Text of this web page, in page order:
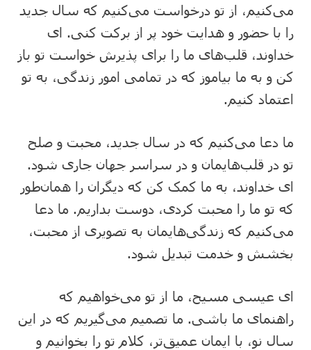
می‌کنیم، از تو درخواست می‌کنیم که سال جدید
را با حضور و هدایت خود پر از برکت کنی. ای
خداوند، قلب‌های ما را برای پذیرش خواست تو باز
کن و به ما بیاموز که در تمامی امور زندگی، به تو
اعتماد کنیم.
ما دعا می‌کنیم که در سال جدید، محبت و صلح
تو در قلب‌هایمان و در سراسر جهان جاری شود.
ای خداوند، به ما کمک کن که دیگران را همان‌طور
که تو ما را محبت کردی، دوست بداریم. ما دعا
می‌کنیم که زندگی‌هایمان به تصویری از محبت،
بخشش و خدمت تبدیل شود.
ای عیسی مسیح، ما از تو می‌خواهیم که
راهنمای ما باشی. ما تصمیم می‌گیریم که در این
سال نو، با ایمان عمیق‌تر، کلام تو را بخوانیم و